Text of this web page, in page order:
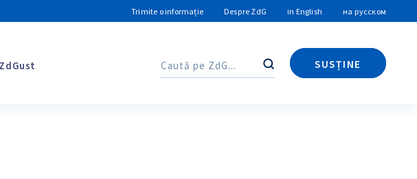
Trimite o informație Despre ZdG in English на русском
ZdGust Caută
SUSȚINE
Caută